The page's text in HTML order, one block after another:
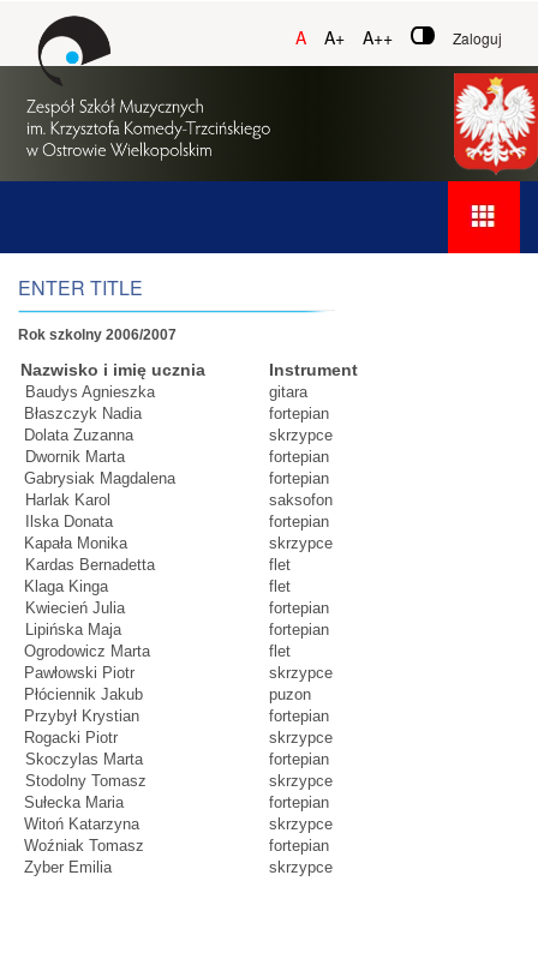
A A+ A++ Zaloguj
ENTER TITLE
Rok szkolny 2006/2007
Nazwisko i imię ucznia Instrument
Baudys Agnieszka
gitara
Błaszczyk Nadia
fortepian
Dolata Zuzanna
skrzypce
Dwornik Marta
fortepian
Gabrysiak Magdalena
fortepian
Harlak Karol
saksofon
Ilska Donata
fortepian
Kapała Monika
skrzypce
Kardas Bernadetta
flet
Klaga Kinga
flet
Kwiecień Julia
fortepian
Lipińska Maja
fortepian
Ogrodowicz Marta
flet
Pawłowski Piotr
skrzypce
Płóciennik Jakub
puzon
Przybył Krystian
fortepian
Rogacki Piotr
skrzypce
Skoczylas Marta
fortepian
Stodolny Tomasz
skrzypce
Sułecka Maria
fortepian
Witoń Katarzyna
skrzypce
Woźniak Tomasz
fortepian
Zyber Emilia
skrzypce